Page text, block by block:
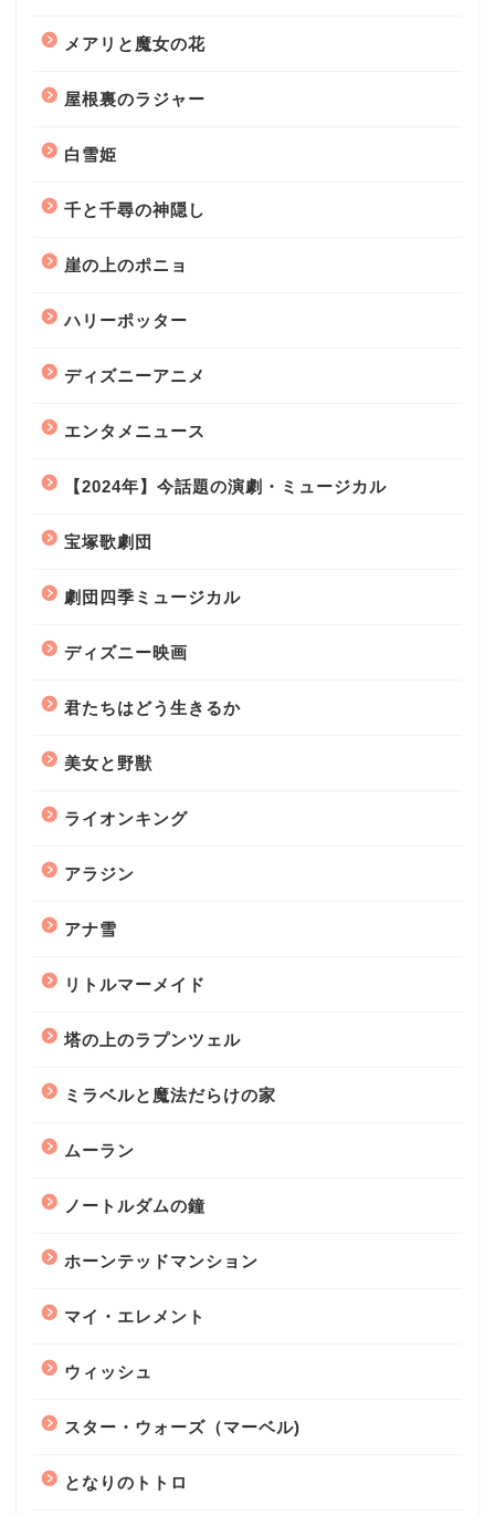
メアリと魔女の花
屋根裏のラジャー
白雪姫
千と千尋の神隠し
崖の上のポニョ
ハリーポッター
ディズニーアニメ
エンタメニュース
【2024年】今話題の演劇・ミュージカル
宝塚歌劇団
劇団四季ミュージカル
ディズニー映画
君たちはどう生きるか
美女と野獣
ライオンキング
アラジン
アナ雪
リトルマーメイド
塔の上のラプンツェル
ミラベルと魔法だらけの家
ムーラン
ノートルダムの鐘
ホーンテッドマンション
マイ・エレメント
ウィッシュ
スター・ウォーズ（マーベル)
となりのトトロ